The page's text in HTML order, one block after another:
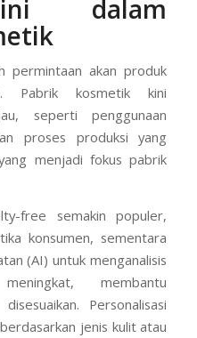
dalam
permintaan akan produk
Pabrik kosmetik kini
seperti penggunaan
proses produksi yang
menjadi fokus pabrik
free semakin populer,
konsumen, sementara
(AI) untuk menganalisis
membantu
Personalisasi
jenis kulit atau